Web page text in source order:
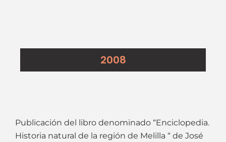
2008
Publicación del libro denominado “Enciclopedia.
Historia natural de la región de Melilla “ de José